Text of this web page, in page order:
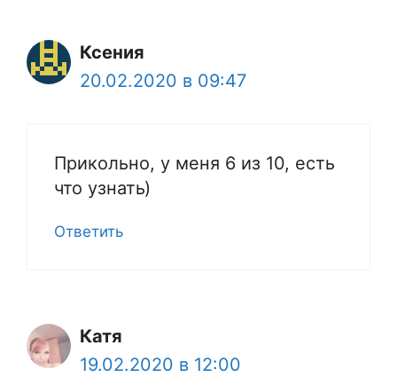
Ксения
20.02.2020 в 09:47
Прикольно, у меня 6 из 10, есть
что узнать)
Ответить
Катя
19.02.2020 в 12:00